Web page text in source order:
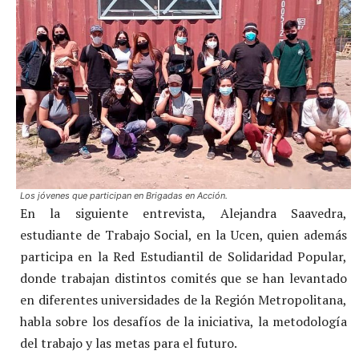
Los jóvenes que participan en Brigadas en Acción.
En la siguiente entrevista, Alejandra Saavedra,
estudiante de Trabajo Social, en la Ucen, quien además
participa en la Red Estudiantil de Solidaridad Popular,
donde trabajan distintos comités que se han levantado
en diferentes universidades de la Región Metropolitana,
habla sobre los desafíos de la iniciativa, la metodología
del trabajo y las metas para el futuro.